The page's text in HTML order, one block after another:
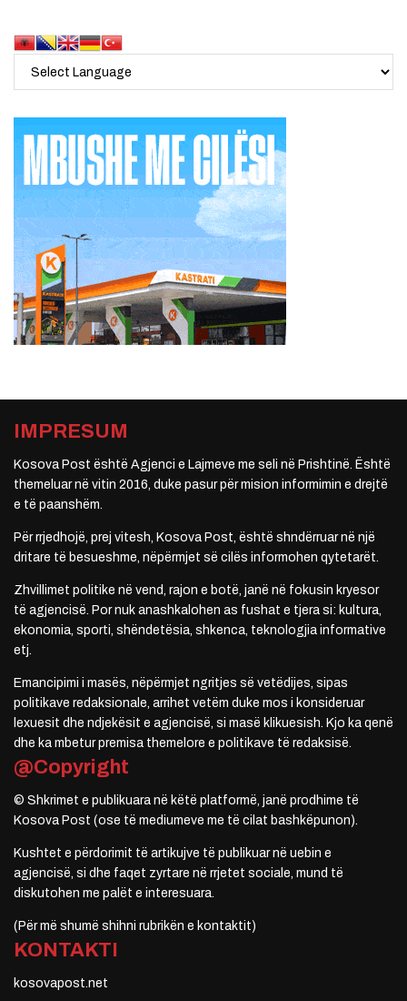
IMPRESUM
Kosova Post është Agjenci e Lajmeve me seli në Prishtinë. Është
themeluar në vitin 2016, duke pasur për mision informimin e drejtë
e të paanshëm.
Për rrjedhojë, prej vitesh, Kosova Post, është shndërruar në një
dritare të besueshme, nëpërmjet së cilës informohen qytetarët.
Zhvillimet politike në vend, rajon e botë, janë në fokusin kryesor
të agjencisë. Por nuk anashkalohen as fushat e tjera si: kultura,
ekonomia, sporti, shëndetësia, shkenca, teknologjia informative
etj.
Emancipimi i masës, nëpërmjet ngritjes së vetëdijes, sipas
politikave redaksionale, arrihet vetëm duke mos i konsideruar
lexuesit dhe ndjekësit e agjencisë, si masë klikuesish. Kjo ka qenë
dhe ka mbetur premisa themelore e politikave të redaksisë.
@Copyright
© Shkrimet e publikuara në këtë platformë, janë prodhime të
Kosova Post (ose të mediumeve me të cilat bashkëpunon).
Kushtet e përdorimit të artikujve të publikuar në uebin e
agjencisë, si dhe faqet zyrtare në rrjetet sociale, mund të
diskutohen me palët e interesuara.
(Për më shumë shihni rubrikën e kontaktit)
KONTAKTI
kosovapost.net